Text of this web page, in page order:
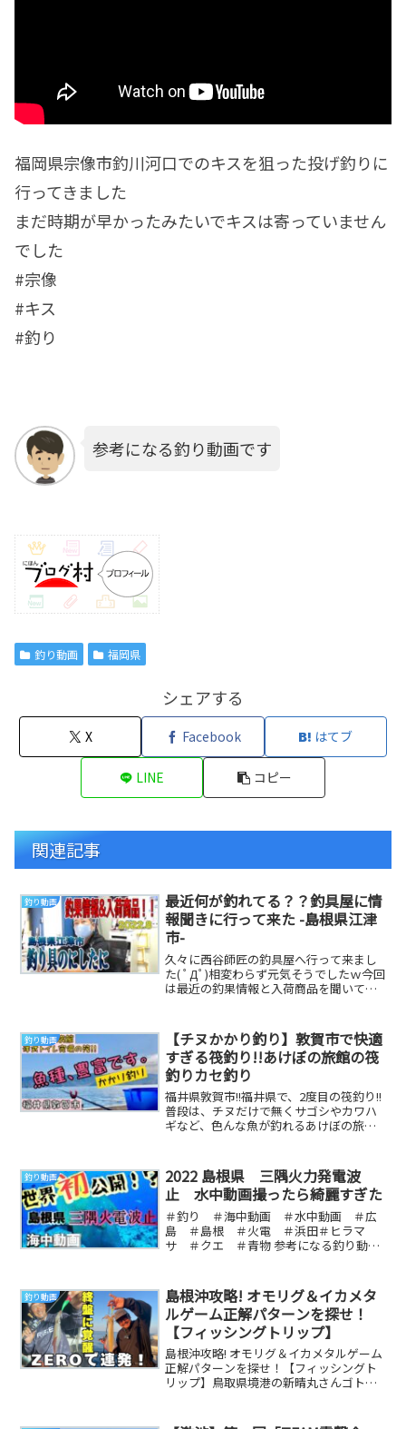
福岡県宗像市釣川河口でのキスを狙った投げ釣りに
行ってきました
まだ時期が早かったみたいでキスは寄っていません
でした
#宗像
#キス
#釣り
参考になる釣り動画です
釣り動画 福岡県
シェアする
X Facebook はてブ
LINE コピー
関連記事
釣り動画
最近何が釣れてる？？釣具屋に情
報聞きに行って来た -島根県江津
市-
久々に西谷師匠の釣具屋へ行って来まし
た( ﾟДﾟ)相変わらず元気そうでしたｗ今回
は最近の釣果情報と入荷商品を聞いてき
釣り動画
【チヌかかり釣り】敦賀市で快適
すぎる筏釣り!!あけぼの旅館の筏
釣りカセ釣り
福井県敦賀市!!福井県で、2度目の筏釣り!!
普段は、チヌだけで無くサゴシやカワハ
ギなど、色んな魚が釣れるあけぼの旅
釣り動画
2022 島根県 三隅火力発電波
止 水中動画撮ったら綺麗すぎた
＃釣り ＃海中動画 ＃水中動画 ＃広
島 ＃島根 ＃火電 ＃浜田＃ヒラマ
サ ＃クエ ＃青物 参考になる釣り動画
釣り動画
島根沖攻略! オモリグ＆イカメタ
ルゲーム正解パターンを探せ！
【フィッシングトリップ】
島根沖攻略! オモリグ＆イカメタルゲーム
正解パターンを探せ！【フィッシングト
リップ】鳥取県境港の新晴丸さんゴトー